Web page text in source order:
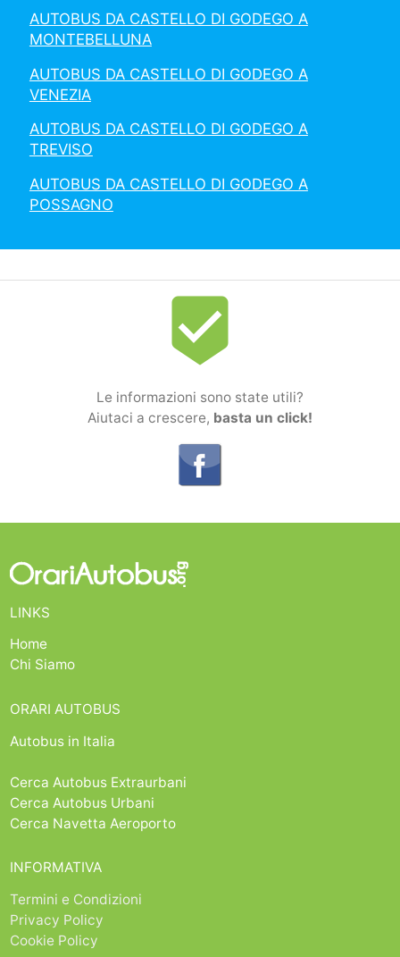
AUTOBUS DA CASTELLO DI GODEGO A
MONTEBELLUNA
AUTOBUS DA CASTELLO DI GODEGO A
VENEZIA
AUTOBUS DA CASTELLO DI GODEGO A
TREVISO
AUTOBUS DA CASTELLO DI GODEGO A
POSSAGNO
beenhere
Le informazioni sono state utili?
Aiutaci a crescere, basta un click!
LINKS
Home
Chi Siamo
ORARI AUTOBUS
Autobus in Italia
Cerca Autobus Extraurbani
Cerca Autobus Urbani
Cerca Navetta Aeroporto
INFORMATIVA
Termini e Condizioni
Privacy Policy
Cookie Policy